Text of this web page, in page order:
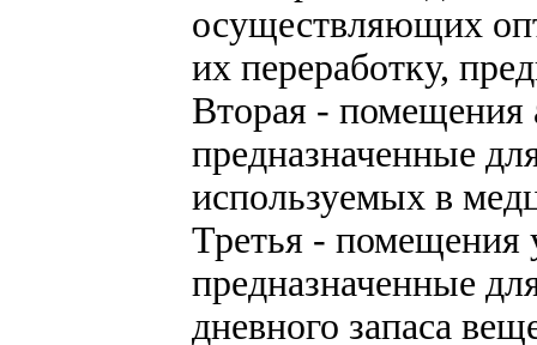
осуществляющих
их переработку,
Вторая - помещения
предназначенные
используемых в
Третья - помещения
предназначенные
дневного запаса